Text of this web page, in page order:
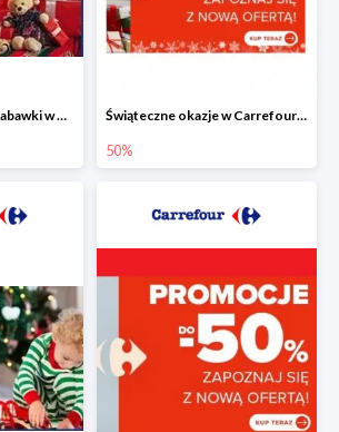
Świąteczne rabaty - zabawki w Carrefour do -40% Świąteczne okazje w Carrefour do -50%
50%